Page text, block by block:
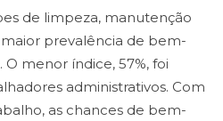
de limpeza, manutenção
prevalência de bem-
menor índice, 57%, foi
administrativos. Com
as chances de bem-